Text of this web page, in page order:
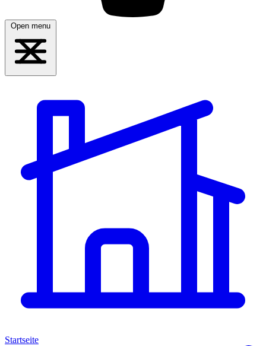
Open menu
Startseite